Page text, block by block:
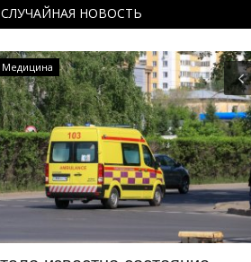
СЛУЧАЙНАЯ НОВОСТЬ
Медицина